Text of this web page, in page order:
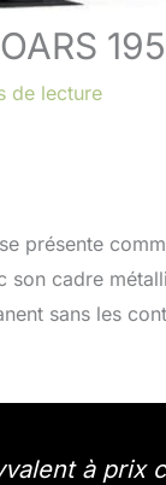
de lecture
se présente
son cadre
sans les
à prix